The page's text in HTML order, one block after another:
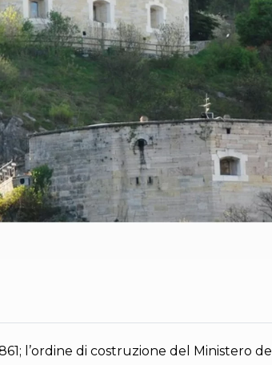
l’ordine di costruzione del Ministero